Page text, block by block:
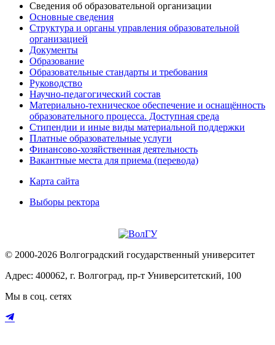
Сведения об образовательной организации
Основные сведения
Структура и органы управления образовательной
организацией
Документы
Образование
Образовательные стандарты и требования
Руководство
Научно-педагогический состав
Материально-техническое обеспечение и оснащённость
образовательного процесса. Доступная среда
Стипендии и иные виды материальной поддержки
Платные образовательные услуги
Финансово-хозяйственная деятельность
Вакантные места для приема (перевода)
Карта сайта
Выборы ректора
© 2000-2026 Волгоградский государственный университет
Адрес: 400062, г. Волгоград, пр-т Университетский, 100
Мы в соц. сетях